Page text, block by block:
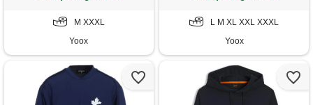
M XXXL
Yoox
L M XL XXL XXXL
Yoox